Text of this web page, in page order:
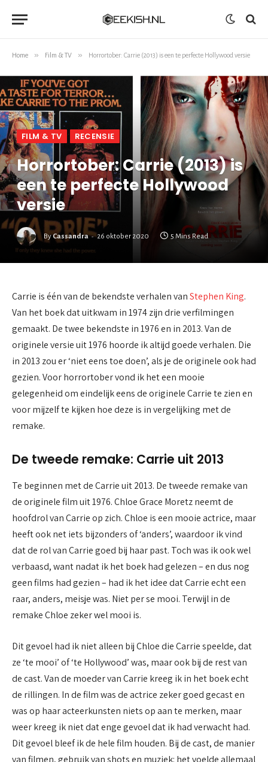
Home » Film & TV » Horrortober: Carrie (2013) is een te perfecte Hollywood versie
FILM & TV RECENSIE
Horrortober: Carrie (2013) is
een te perfecte Hollywood
versie
ByCassandra 26 oktober 2020 5 Mins Read
Carrie is één van de bekendste verhalen vanStephen King.
Van het boek dat uitkwam in 1974 zijn drie verfilmingen
gemaakt. De twee bekendste in 1976 en in 2013. Van de
originele versie uit 1976 hoorde ik altijd goede verhalen. Die
in 2013 zou er ‘niet eens toe doen’, als je de originele ook had
gezien. Voor horrortober vond ik het een mooie
gelegenheid om eindelijk eens de originele Carrie te zien en
voor mijzelf te kijken hoe deze is in vergelijking met de
remake.
De tweede remake: Carrie uit 2013
Te beginnen met de Carrie uit 2013. De tweede remake van
de originele film uit 1976. Chloe Grace Moretz neemt de
hoofdrol van Carrie op zich. Chloe is een mooie actrice, maar
heeft ook net iets bijzonders of ‘anders’, waardoor ik vind
dat de rol van Carrie goed bij haar past. Toch was ik ook wel
verbaasd, want nadat ik het boek had gelezen – en dus nog
geen films had gezien – had ik het idee dat Carrie echt een
raar, anders, meisje was. Niet per se mooi. Terwijl in de
remake Chloe zeker wel mooi is.
Dit gevoel had ik niet alleen bij Chloe die Carrie speelde, dat
ze ‘te mooi’ of ‘te Hollywood’ was, maar ook bij de rest van
de cast. Van de moeder van Carrie kreeg ik in het boek echt
de rillingen. In de film was de actrice zeker goed gecast en
was op haar acteerkunsten niets op aan te merken, maar
weer kreeg ik niet dat enge gevoel dat ik had verwacht had.
Dit gevoel bleef ik de hele film houden. Bij de cast, de manier
van filmen, gebruik van shots en muziek: het voelde allemaal